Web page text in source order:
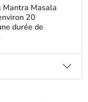
Mantra Masala
20
durée de